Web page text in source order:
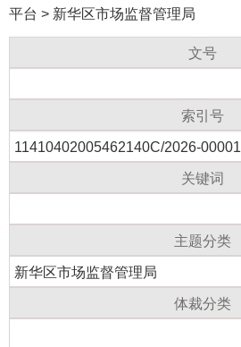
平台 > 新华区市场监督管理局
文号
索引号
11410402005462140C/2026-00001
关键词
主题分类
新华区市场监督管理局
体裁分类